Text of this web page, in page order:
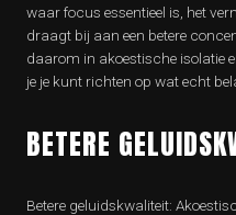
waar focus essentieel is, het
draagt bij aan een betere
daarom in akoestische isolatie
je je kunt richten op wat echt
BETERE
Betere geluidskwaliteit: